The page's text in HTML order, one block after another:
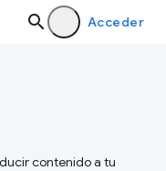
Acceder
contenido a tu